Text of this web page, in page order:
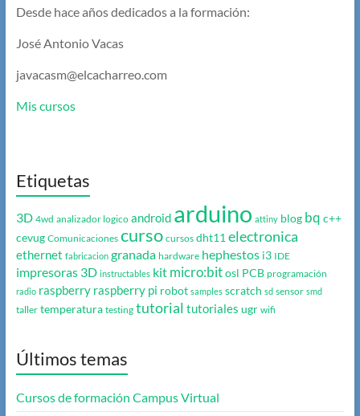
Desde hace años dedicados a la formación:
José Antonio Vacas
javacasm@elcacharreo.com
Mis cursos
Etiquetas
3D 4wd analizador logico android arduino attiny blog bq c++
cevug Comunicaciones curso cursos dht11 electronica
ethernet fabricacion granada hardware hephestos i3 IDE
impresoras 3D instructables kit micro:bit osl PCB programación
radio raspberry raspberry pi robot samples scratch sd sensor smd
taller temperatura testing tutorial tutoriales ugr wifi
Últimos temas
Cursos de formación Campus Virtual